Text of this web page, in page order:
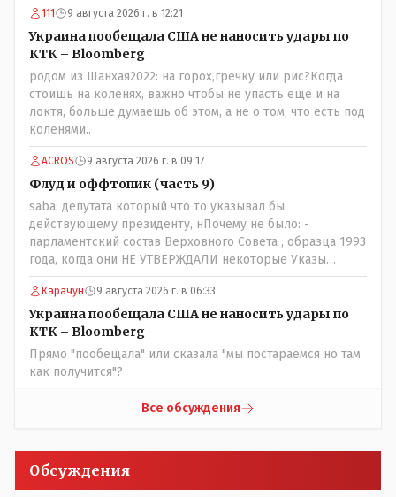
предоставляли Зеленскому убежище, чтоб он бежал и
которые развернулись потом на 180 или 360 градусов,
посмотрев на того, как он не сдался, но ты же там сам
живешь и многое знаешь о тех, на кого работаешь.. Это
просто прагматизм и ничего личного. Победим мы, они
встанут под нас и наоборот и все это понимают..
111 9 августа 2026 г. в 12:21
Украина пообещала США не наносить удары по
КТК – Bloomberg
родом из Шанхая2022: на горох,гречку или рис?Когда
стоишь на коленях, важно чтобы не упасть еще и на
локтя, больше думаешь об этом, а не о том, что есть под
коленями..
ACROS 9 августа 2026 г. в 09:17
Флуд и оффтопик (часть 9)
saba: депутата который что то указывал бы
действующему президенту, нПочему не было: -
парламентский состав Верховного Совета , образца 1993
года, когда они НЕ УТВЕРЖДАЛИ некоторые Указы
Назарбаева, особенно в части выборов и перевыборов и
некоторых вопросах внутренней политики, и тогда
Назарбай волевым Указом РАСПУСТИЛ этот бунтарский
состав. Имя - Серикболсын Абдильдин вам знакомо -
юывший секретарь ЦК КП Казахстана , впоследствии -
депутат Верховного Совета и Мажлиса и Председатель
партии коммунстов- он в то время и после и причём
НЕОДНОКРАТНО, указывал и многократно на недостатки
Назарбая и предлагал ему самому ДОБРОВОЛЬНО уйти с
Карачун 9 августа 2026 г. в 06:33
Украина пообещала США не наносить удары по
КТК – Bloomberg
Прямо "пообещала" или сказала "мы постараемся но там
как получится"?
Все обсуждения
Обсуждения